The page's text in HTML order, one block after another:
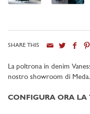
SHARE THIS
La poltrona in denim
nostro showroom di Meda.
CONFIGURA ORA